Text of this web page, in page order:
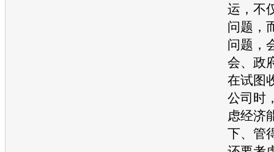
运，不
问题，
问题，
会、政
在试图
公司时
虑经济
下、管